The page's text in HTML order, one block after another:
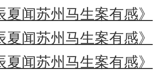
夏闻苏州马生案有感》
夏闻苏州马生案有感》
夏闻苏州马生案有感》